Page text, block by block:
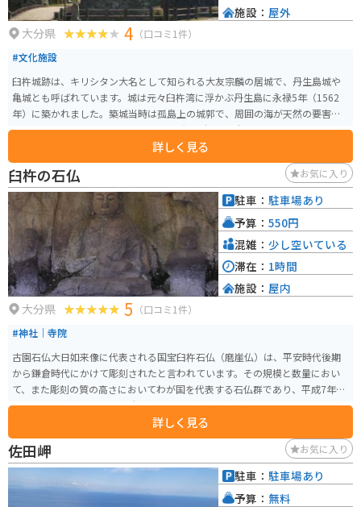
大分県 4 （口コミ1件）
#文化施設
臼杵城跡は、キリシタン大名として知られる大友宗麟の居城で、丹生島城や
亀城とも呼ばれています。城は元々臼杵湾に浮かぶ丹生島に永禄5年（1562
年）に築かれました。築城当時は孤島上の城郭で、周囲の海が天然の要害と
なり、堅固な防御を誇っていました。 大友氏の後、福原直高、太田一吉が城
主を務め、慶長5年（1600年）からは稲葉氏が15代にわたり居城とし、臼杵
藩を治めました。廃藩置県後の明治6年（1873年）に城は廃城と決定され取
り壊されました。 城内には石垣に刻まれたアルファベットのような文字、礼
拝所、城下にあったキリシタンの修練所などが存在していたとされていま
す。その後、本丸と二の丸は公園地となり、現在は2つの櫓、書院の庭園の一
部、石垣などが残されています。 現在、城跡は陸続きになった島上にある臼
杵公園として整備されており、市民の憩いの場となっています。公園は約100
0本の桜が咲く県南有数の花見スポットでもあり、春にはその美しさが特に堪
能できます。また、二の丸に畳櫓が、本丸に切妻造りの卯寅口門脇櫓が現存
しています。
詳しく見る
施設： 屋外
臼杵の石仏 お気に入り
大分県 5 （口コミ1件）
#神社｜寺院
古園石仏大日如来像に代表される国宝臼杵石仏（磨崖仏）は、平安時代後期
から鎌倉時代にかけて彫刻されたと言われています。その規模と数量におい
て、また彫刻の質の高さにおいてわが国を代表する石仏群であり、平成7年6
月15日には磨崖仏としては全国初、59体が国宝に指定されました。
詳しく見る
駐車： 駐車場あり
予算： 550円
混雑： 少し空いている
滞在： 1時間
施設： 屋内
佐田岬 お気に入り
駐車： 駐車場あり
予算： 無料